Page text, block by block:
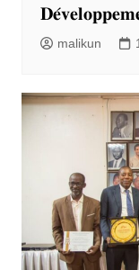
malikun